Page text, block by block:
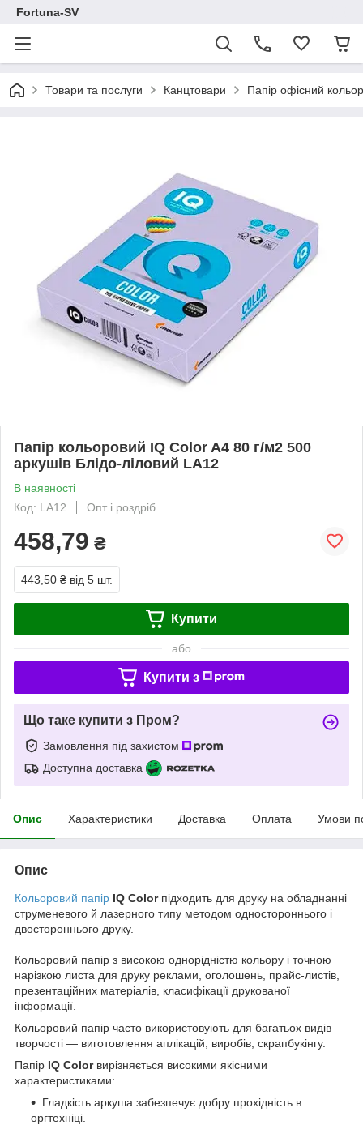
Fortuna-SV
Товари та послуги Канцтовари Папір офісний
Папір кольоровий IQ Color A4 80 г/м2 500
аркушів Блідо-ліловий LA12
В наявності
Код: LA12
Опт і роздріб
458,79 ₴
443,50 ₴ від 5 шт.
Купити
або
Купити з
Що таке купити з Пром?
Замовлення під захистом
Доступна доставка
Опис Характеристики Доставка Оплата Умови
Опис
Кольоровий папір IQ Color підходить для друку на обладнанні
струменевого й лазерного типу методом одностороннього і
двостороннього друку.
Кольоровий папір з високою однорідністю кольору і точною
нарізкою листа для друку реклами, оголошень, прайс-листів,
презентаційних матеріалів, класифікації друкованої
інформації.
Кольоровий папір часто використовують для багатьох видів
творчості — виготовлення аплікацій, виробів, скрапбукінгу.
Папір IQ Color вирізняється високими якісними
характеристиками:
Гладкість аркуша забезпечує добру прохідність в
оргтехніці.